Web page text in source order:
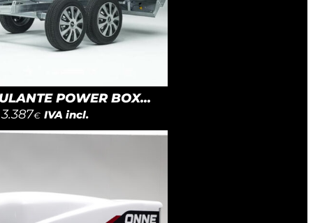
POWER BOX...
3.387€ IVA incl.